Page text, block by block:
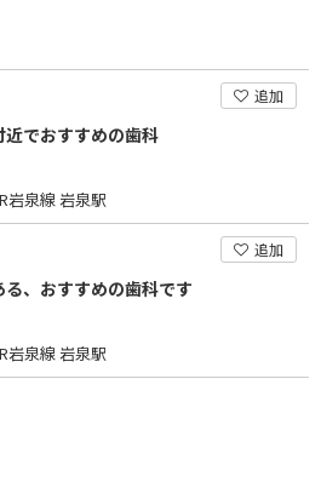
追加
でおすすめの歯科
泉線 岩泉駅
追加
、おすすめの歯科です
泉線 岩泉駅